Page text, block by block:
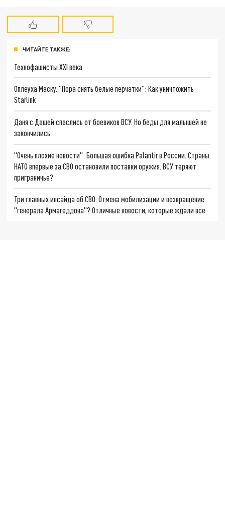
ЧИТАЙТЕ ТАКЖЕ:
Технофашисты XXI века
Оплеуха Маску. "Пора снять белые перчатки": Как уничтожить
Starlink
Даня с Дашей спаслись от боевиков ВСУ. Но беды для малышей не
закончились
"Очень плохие новости": Большая ошибка Palantir в России. Страны
НАТО впервые за СВО остановили поставки оружия. ВСУ теряют
приграничье?
Три главных инсайда об СВО. Отмена мобилизации и возвращение
"генерала Армагеддона"? Отличные новости, которые ждали все